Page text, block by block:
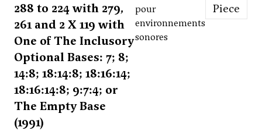
288 to 224 with 279,
261 and 2 X 119 with
One of The Inclusory
Optional Bases: 7; 8;
14:8; 18:14:8; 18:16:14;
18:16:14:8; 9:7:4; or
The Empty Base
(1991)
pour
environnements
sonores
Piece